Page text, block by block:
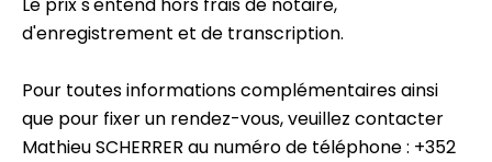
Le prix s'entend hors frais de notaire,
d'enregistrement et de transcription.
Pour toutes informations complémentaires ainsi
que pour fixer un rendez-vous, veuillez contacter
Mathieu SCHERRER au numéro de téléphone : +352